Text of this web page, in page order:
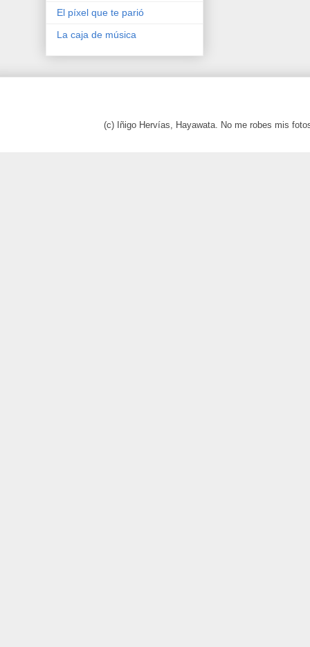
El píxel que te parió
La caja de música
(c) Iñigo Hervías, Hayawata. No me robes mis